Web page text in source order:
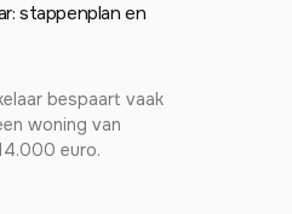
stappenplan en
bespaart vaak
woning van
euro.